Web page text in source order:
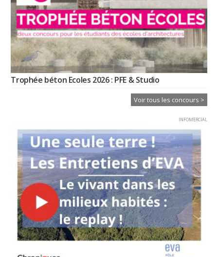
Trophée béton Ecoles 2026 : PFE & Studio
Voir tous les concours >
INFOMERCIAL